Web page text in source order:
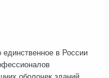
в России